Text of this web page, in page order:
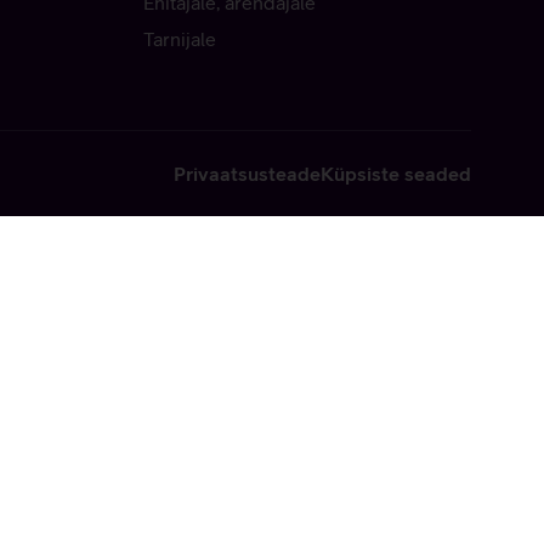
Tarnijale
PrivaatsusteadeKüpsiste seaded